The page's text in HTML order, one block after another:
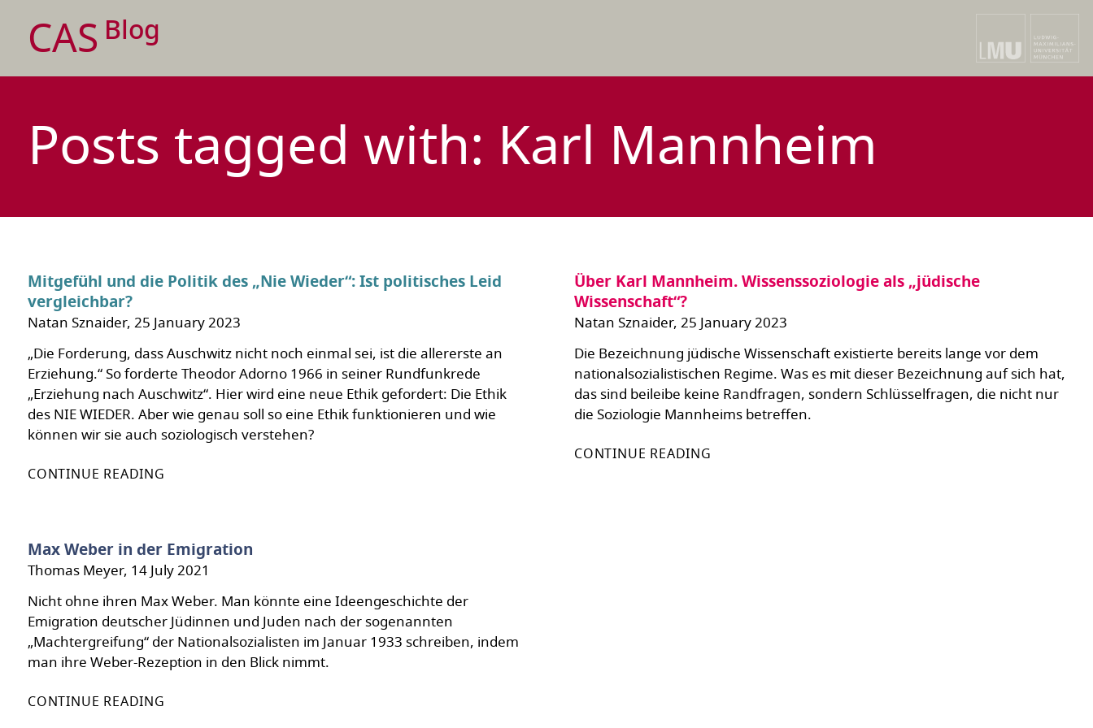
CASBlog
Posts tagged with: Karl Mannheim
Mitgefühl und die Politik des „Nie Wieder“: Ist politisches Leid
vergleichbar?
Natan Sznaider, 25 January 2023
„Die Forderung, dass Auschwitz nicht noch einmal sei, ist die allererste an
Erziehung.“ So forderte Theodor Adorno 1966 in seiner Rundfunkrede
„Erziehung nach Auschwitz“. Hier wird eine neue Ethik gefordert: Die Ethik
des NIE WIEDER. Aber wie genau soll so eine Ethik funktionieren und wie
können wir sie auch soziologisch verstehen?
CONTINUE READING
Über Karl Mannheim. Wissenssoziologie als „jüdische
Wissenschaft“?
Natan Sznaider, 25 January 2023
Die Bezeichnung jüdische Wissenschaft existierte bereits lange vor dem
nationalsozialistischen Regime. Was es mit dieser Bezeichnung auf sich hat,
das sind beileibe keine Randfragen, sondern Schlüsselfragen, die nicht nur
die Soziologie Mannheims betreffen.
CONTINUE READING
Max Weber in der Emigration
Thomas Meyer, 14 July 2021
Nicht ohne ihren Max Weber. Man könnte eine Ideengeschichte der
Emigration deutscher Jüdinnen und Juden nach der sogenannten
„Machtergreifung“ der Nationalsozialisten im Januar 1933 schreiben, indem
man ihre Weber-Rezeption in den Blick nimmt.
CONTINUE READING